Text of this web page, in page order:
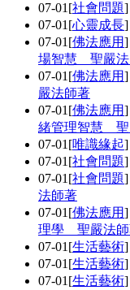
07-01 [社會問題
07-01 [心靈成長
07-01 [佛法應用
場智慧 聖嚴
07-01 [佛法應用
嚴法師著
07-01 [佛法應用
緒管理智慧
07-01 [唯識緣起
07-01 [社會問題
07-01 [社會問題
法師著
07-01 [佛法應用
理學 聖嚴法
07-01 [生活藝術
07-01 [生活藝術
07-01 [生活藝術